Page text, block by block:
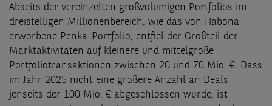
Abseits der vereinzelten großvolumigen Portfolios im
dreistelligen Millionenbereich, wie das von Habona
erworbene Penka-Portfolio, entfiel der Großteil der
Marktaktivitäten auf kleinere und mittelgroße
Portfoliotransaktionen zwischen 20 und 70 Mio. €. Dass
im Jahr 2025 nicht eine größere Anzahl an Deals
jenseits der 100 Mio. € abgeschlossen wurde, ist